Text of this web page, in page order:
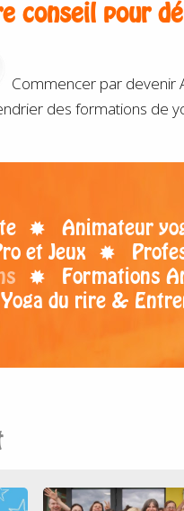
conseil pour
Commencer par devenir
des formations de
Animateur
et Jeux
Formations
Yoga du rire &